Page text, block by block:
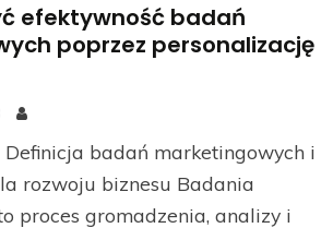
efektywność badań
poprzez personalizację
badań marketingowych i
rozwoju biznesu Badania
proces gromadzenia, analizy i